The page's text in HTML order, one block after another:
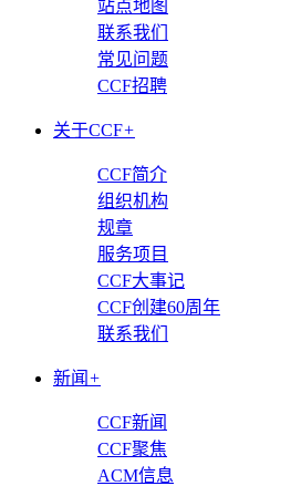
站点地图
联系我们
常见问题
CCF招聘
关于CCF+
CCF简介
组织机构
规章
服务项目
CCF大事记
CCF创建60周年
联系我们
新闻 +
CCF新闻
CCF聚焦
ACM信息